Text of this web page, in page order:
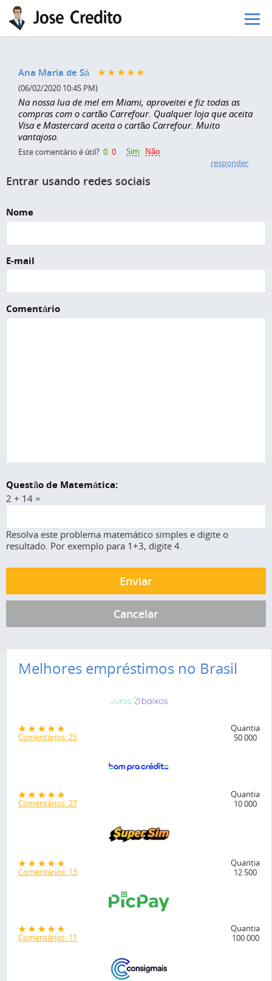
Pular para o conteúdo principal
Ana Maria de Sá
(06/02/2020 10:45 PM)
Na nossa lua de mel em Miami, aproveitei e fiz todas as
compras com o cartão Carrefour. Qualquer loja que aceita
Visa e Mastercard aceita o cartão Carrefour. Muito
vantajoso.
Este comentário é útil? 0 0 Sim
Não
responder
Entrar usando redes sociais
Nome
E-mail
Comentário
Questão de Matemática:
2 + 14 =
Resolva este problema matemático simples e digite o
resultado. Por exemplo para 1+3, digite 4.
Melhores empréstimos no Brasil
Comentários: 25
Quantia
50 000
Comentários: 27
Quantia
10 000
Comentários: 13
Quantia
12 500
Comentários: 11
Quantia
100 000